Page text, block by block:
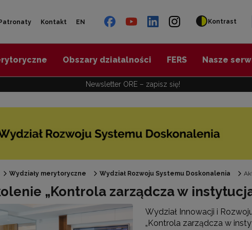
Kontakt EN Kontrast
Obszary działalności FERS Nasze
Newsletter ORE – zapisz się!
Wydziały merytoryczne Wydział Rozwoju Systemu Doskonalenia
„Kontrola zarządcza w
Wydział Innowacji i
„Kontrola zarządcza w